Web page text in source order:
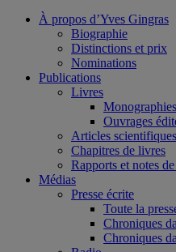
À propos d’Yves Gingras
Biographie
Distinctions et prix
Nominations
Publications
Livres
Monographies
Ouvrages
Articles scientifiques
Chapitres de livres
Rapports et notes
Médias
Presse écrite
Toute la
Chroniques
Chroniques